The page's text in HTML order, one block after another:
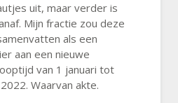
uit, maar verder is
Mijn fractie zou deze
als een
aan een nieuwe
van 1 januari tot
Waarvan akte.